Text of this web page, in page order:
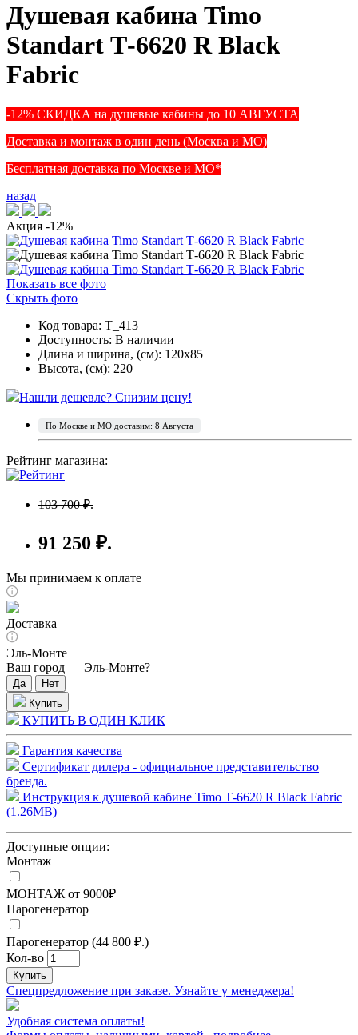
Душевая кабина Timo
Standart Т-6620 R Black
Fabric
-12% СКИДКА на душевые кабины до 10 АВГУСТА
Доставка и монтаж в один день (Москва и МО)
Бесплатная доставка по Москве и МО*
назад
Акция -12%
Показать все фото
Скрыть фото
Код товара: T_413
Доступность: В наличии
Длина и ширина, (см): 120x85
Высота, (см): 220
Нашли дешевле? Снизим цену!
По Москве и МО доставим: 8 Августа
Рейтинг магазина:
103 700 ₽.
91 250 ₽.
Мы принимаем к оплате
Доставка
Эль-Монте
Ваш город — Эль-Монте?
Купить
КУПИТЬ В ОДИН КЛИК
Гарантия качества
Сертификат дилера - официальное представительство
бренда.
Инструкция к душевой кабине Timo Т-6620 R Black Fabric
(1.26MB)
Доступные опции:
Монтаж
МОНТАЖ от 9000₽
Парогенератор
Парогенератор (44 800 ₽.)
Кол-во
Купить
Спецпредложение при заказе. Узнайте у менеджера!
Удобная система оплаты!